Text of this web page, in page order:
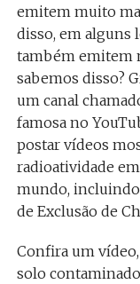
emitem muito
disso, em alguns
também emitem
sabemos disso?
um canal
famosa no
postar vídeos
radioatividade
mundo, incluindo
de Exclusão de
Confira um
solo